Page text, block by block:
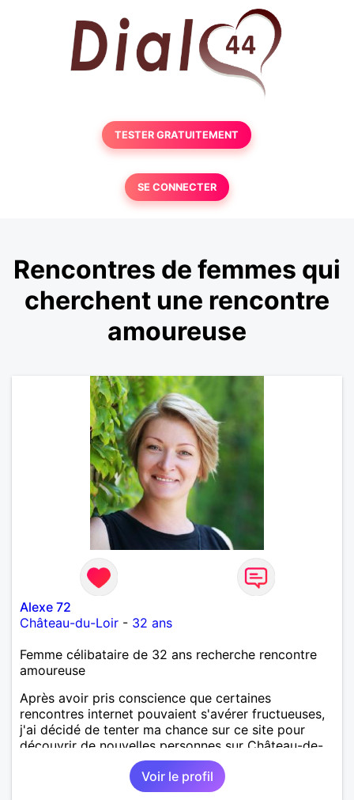
TESTER GRATUITEMENT
SE CONNECTER
Rencontres de femmes qui
cherchent une rencontre
amoureuse
Alexe 72
Château-du-Loir - 32 ans
Femme célibataire de 32 ans recherche rencontre
amoureuse
Après avoir pris conscience que certaines
rencontres internet pouvaient s'avérer fructueuses,
j'ai décidé de tenter ma chance sur ce site pour
découvrir de nouvelles personnes sur Château-de-
Loir voire Le Mans ou La Flèche !
Voir le profil